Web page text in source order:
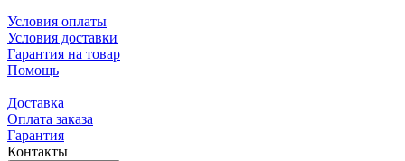
Условия оплаты
Условия доставки
Гарантия на товар
Помощь
Доставка
Оплата заказа
Гарантия
Контакты